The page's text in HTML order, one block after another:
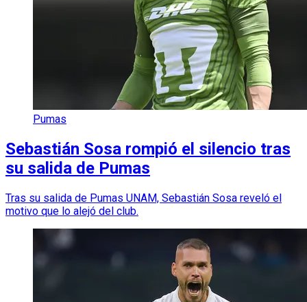
Pumas
Sebastián Sosa rompió el silencio tras
su salida de Pumas
Tras su salida de Pumas UNAM, Sebastián Sosa reveló el
motivo que lo alejó del club.